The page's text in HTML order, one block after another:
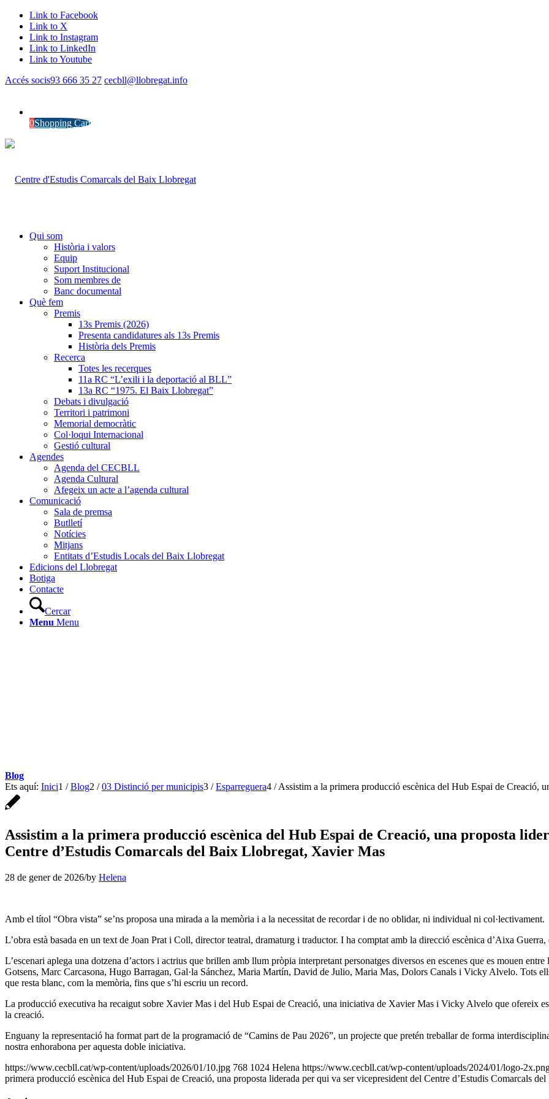
Link to Facebook
Link to X
Link to Instagram
Link to LinkedIn
Link to Youtube
Accés socis93 666 35 27 cecbll@llobregat.info
0Shopping Cart
Qui som
Història i valors
Equip
Suport Institucional
Som membres de
Banc documental
Què fem
Premis
13s Premis (2026)
Presenta candidatures als 13s Premis
Història dels Premis
Recerca
Totes les recerques
11a RC “L’exili i la deportació al BLL”
13a RC “1975. El Baix Llobregat”
Debats i divulgació
Territori i patrimoni
Memorial democràtic
Col·loqui Internacional
Gestió cultural
Agendes
Agenda del CECBLL
Agenda Cultural
Afegeix un acte a l’agenda cultural
Comunicació
Sala de premsa
Butlletí
Notícies
Mitjans
Entitats d’Estudis Locals del Baix Llobregat
Edicions del Llobregat
Botiga
Contacte
Cercar
Menu Menu
Blog
Ets aquí: Inici1 / Blog2 / 03 Distinció per municipis3 / Esparreguera4 / Assistim a la primera producció escènica del Hub Espai de Creació,
Assistim a la primera producció escènica del Hub Espai de Creació, una proposta
Centre d’Estudis Comarcals del Baix Llobregat, Xavier Mas
28 de gener de 2026/by Helena
Amb el títol “Obra vista” se’ns proposa una mirada a la memòria i a la necessitat de recordar i de no oblidar, ni individual ni col·lectivament.
L’obra està basada en un text de Joan Prat i Coll, director teatral, dramaturg i traductor. I ha comptat amb la direcció escènica d’Aixa
L’escenari aplega una dotzena d’actors i actrius que brillen amb llum pròpia interpretant personatges diversos en escenes que es mouen
Gotsens, Marc Carcasona, Hugo Barragan, Gal·la Sánchez, Maria Martín, David de Julio, Maria Mas, Dolors Canals i Vicky Alvelo. Tots
que resta blanc, com la memòria, fins que s’hi escriu un record.
La producció executiva ha recaigut sobre Xavier Mas i del Hub Espai de Creació, una iniciativa de Xavier Mas i Vicky Alvelo que ofereix
la creació.
Enguany la representació ha format part de la programació de “Camins de Pau 2026”, un projecte que pretén treballar de forma
nostra enhorabona per aquesta doble iniciativa.
https://www.cecbll.cat/wp-content/uploads/2026/01/10.jpg 768 1024 Helena https://www.cecbll.cat/wp-content/uploads/2024/01/logo-
primera producció escènica del Hub Espai de Creació, una proposta liderada per qui va ser vicepresident del Centre d’Estudis Comarcals